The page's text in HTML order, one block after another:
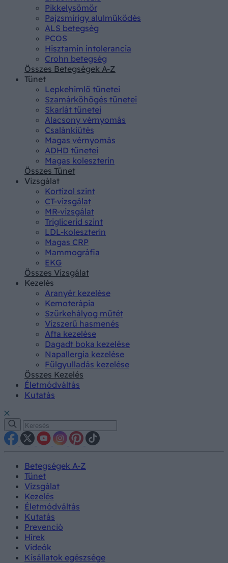
Pikkelysömör
Pajzsmirigy alulműködés
ALS betegség
PCOS
Hisztamin intolerancia
Crohn betegség
Összes Betegségek A-Z
Tünet
Lepkehimlő tünetei
Szamárköhögés tünetei
Skarlát tünetei
Alacsony vérnyomás
Csalánkiütés
Magas vérnyomás
ADHD tünetei
Magas koleszterin
Összes Tünet
Vizsgálat
Kortizol szint
CT-vizsgálat
MR-vizsgálat
Triglicerid szint
LDL-koleszterin
Magas CRP
Mammográfia
EKG
Összes Vizsgálat
Kezelés
Aranyér kezelése
Kemoterápia
Szürkehályog műtét
Vízszerű hasmenés
Afta kezelése
Dagadt boka kezelése
Napallergia kezelése
Fülgyulladás kezelése
Összes Kezelés
Életmódváltás
Kutatás
Betegségek A-Z
Tünet
Vizsgálat
Kezelés
Életmódváltás
Kutatás
Prevenció
Hírek
Videók
Kisállatok egészsége